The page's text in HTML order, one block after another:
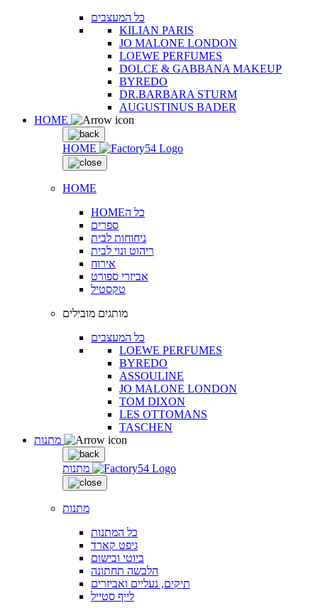
כל המעצבים
KILIAN PARIS
JO MALONE LONDON
LOEWE PERFUMES
DOLCE & GABBANA MAKEUP
BYREDO
DR.BARBARA STURM
AUGUSTINUS BADER
HOME
HOME
HOME
HOMEכל ה
ספרים
ניחוחות לבית
ריהוט ונוי לבית
אירוח
אביזרי ספורט
טקסטיל
מותגים מובילים
כל המעצבים
LOEWE PERFUMES
BYREDO
ASSOULINE
JO MALONE LONDON
TOM DIXON
LES OTTOMANS
TASCHEN
מתנות
מתנות
כל המתנות
גיפט קארד
ביוטי ובישום
הלבשה תחתונה
תיקים, נעליים ואביזרים
לייף סטייל